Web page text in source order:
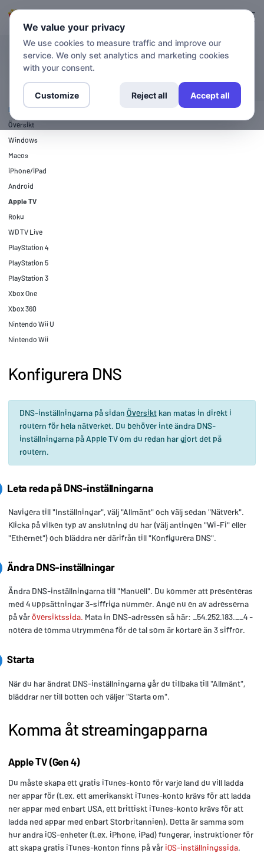
INSTALLATIONSGUIDER
INSTALLATIONSGUIDER
Översikt
Windows
Macos
iPhone/iPad
Android
Apple TV
Roku
WD TV Live
PlayStation 4
PlayStation 5
PlayStation 3
Xbox One
Xbox 360
Nintendo Wii U
Nintendo Wii
Konfigurera DNS
DNS-inställningarna på sidan Översiktkan matas in direkt i
routern för hela nätverket. Du behöver inte ändra DNS-
inställningarna på Apple TV om du redan har gjort det på
routern.
Leta reda på DNS-inställningarna
Navigera till "Inställningar", välj "Allmänt" och välj sedan "Nätverk".
Klicka på vilken typ av anslutning du har (välj antingen "Wi-Fi" eller
"Ethernet") och bläddra ner därifrån till "Konfigurera DNS".
Ändra DNS-inställningar
Ändra DNS-inställningarna till "Manuell". Du kommer att presenteras
med 4 uppsättningar 3-siffriga nummer. Ange nu en av adresserna
på våröversiktssida. Mata in DNS-adressen så här: _54.252.183.__4 -
notera de tomma utrymmena för de tal som är kortare än 3 siffror.
Starta
När du har ändrat DNS-inställningarna går du tillbaka till "Allmänt",
bläddrar ner till botten och väljer "Starta om".
Komma åt streamingapparna
Apple TV (Gen 4)
Du måste skapa ett gratis iTunes-konto för varje land du vill ladda
ner appar för (t.ex. ett amerikanskt iTunes-konto krävs för att ladda
ner appar med enbart USA, ett brittiskt iTunes-konto krävs för att
ladda ned appar med enbart Storbritannien). Detta är samma som
hur andra iOS-enheter (t.ex. iPhone, iPad) fungerar, instruktioner för
att skapa gratis iTunes-konton finns på vår iOS-inställningssida.
We value your privacy
We use cookies to measure traffic and improve our
service. We only set analytics and marketing cookies
with your consent.
Customize Reject all Accept all